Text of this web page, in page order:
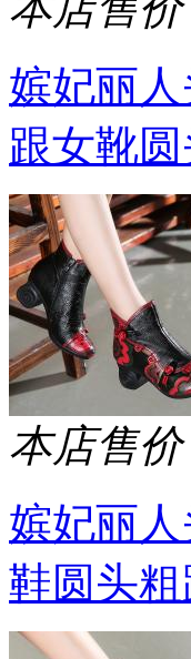
嫔妃丽
跟女靴
本店售价
嫔妃丽
鞋圆头